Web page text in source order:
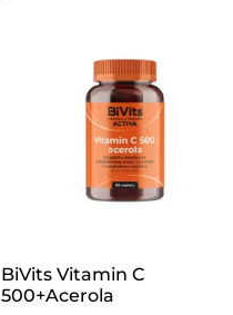
BiVits Vitamin C
500+acerola